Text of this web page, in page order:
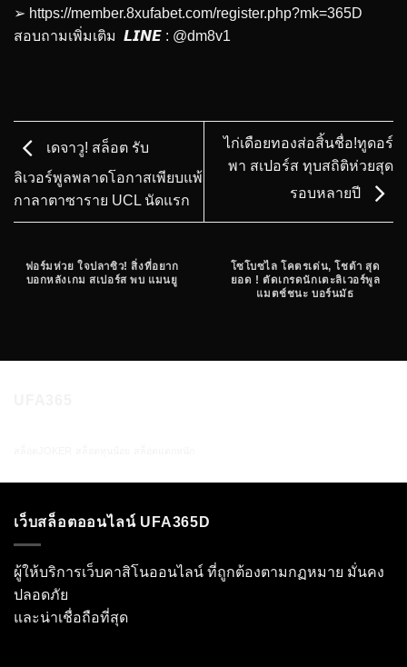
➢ https://member.8xufabet.com/register.php?mk=365D
สอบถามเพิ่มเติม 𝙇𝙄𝙉𝙀 : @dm8v1
เดจาวู! สล็อต รับ
ลิเวอร์พูลพลาดโอกาสเพียบแพ้
กาลาตาซาราย UCL นัดแรก
ไก่เดือยทองส่อสิ้นชื่อ!ทูดอร์
พา สเปอร์ส ทุบสถิติห่วยสุด
รอบหลายปี
ฟอร์มห่วย ใจปลาซิว! สิ่งที่อยาก
บอกหลังเกม สเปอร์ส พบ แมนยู
โซโบซไล โคตรเด่น, โชต้า สุด
ยอด ! ตัดเกรดนักเตะลิเวอร์พูล
แมตช์ชนะ บอร์นมัธ
เว็บสล็อตออนไลน์ UFA365D
ผู้ให้บริการเว็บคาสิโนออนไลน์ ที่ถูกต้องตามกฏหมาย มั่นคง
ปลอดภัย
และน่าเชื่อถือที่สุด